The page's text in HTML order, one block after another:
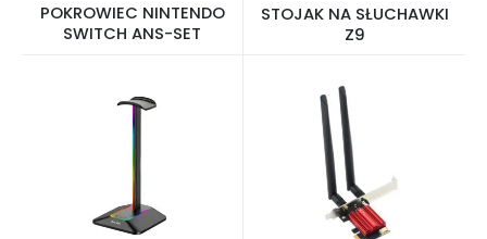
POKROWIEC NINTENDO
SWITCH ANS-SET
STOJAK NA SŁUCHAWKI
Z9